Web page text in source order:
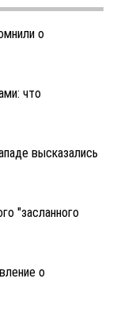
о
что
высказались
"засланного
о